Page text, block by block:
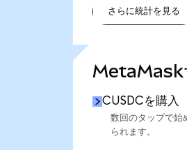
さらに統計を見る
MetaMask
CUSDCを購入
数回のタップで始
られます。